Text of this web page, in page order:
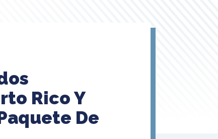
Rico Y
De